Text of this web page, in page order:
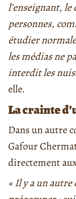
l’enseignant,
personnes,
étudier
les médias ne
interdit les
elle.
La crainte
Dans un autre
Gafour
directement
« Il y a un